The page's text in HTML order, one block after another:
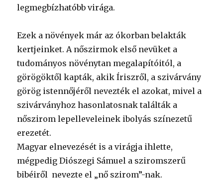
legmegbízhatóbb virága.
Ezek a növények már az ókorban belakták
kertjeinket. A nőszirmok első nevüket a
tudományos növénytan megalapítóitól, a
görögöktől kapták, akik Íriszről, a szivárvány
görög istennőjéről nevezték el azokat, mivel a
szivárványhoz hasonlatosnak találták a
nőszirom lepelleveleinek ibolyás színezetű
erezetét.
Magyar elnevezését is a virágja ihlette,
mégpedig Diószegi Sámuel a sziromszerű
bibéiről nevezte el „nő szirom”-nak.